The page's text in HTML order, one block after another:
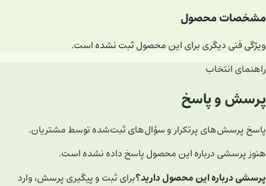
مشخصات محصول
ویژگی فنی دیگری برای این محصول ثبت نشده است.
راهنمای انتخاب
پرسش و پاسخ
پاسخ پرسش‌های پرتکرار و سؤال‌های ثبت‌شده توسط مشتریان.
هنوز پرسشی درباره این محصول پاسخ داده نشده است.
پرسشی درباره این محصول دارید؟برای ثبت و پیگیری پرسش، وارد